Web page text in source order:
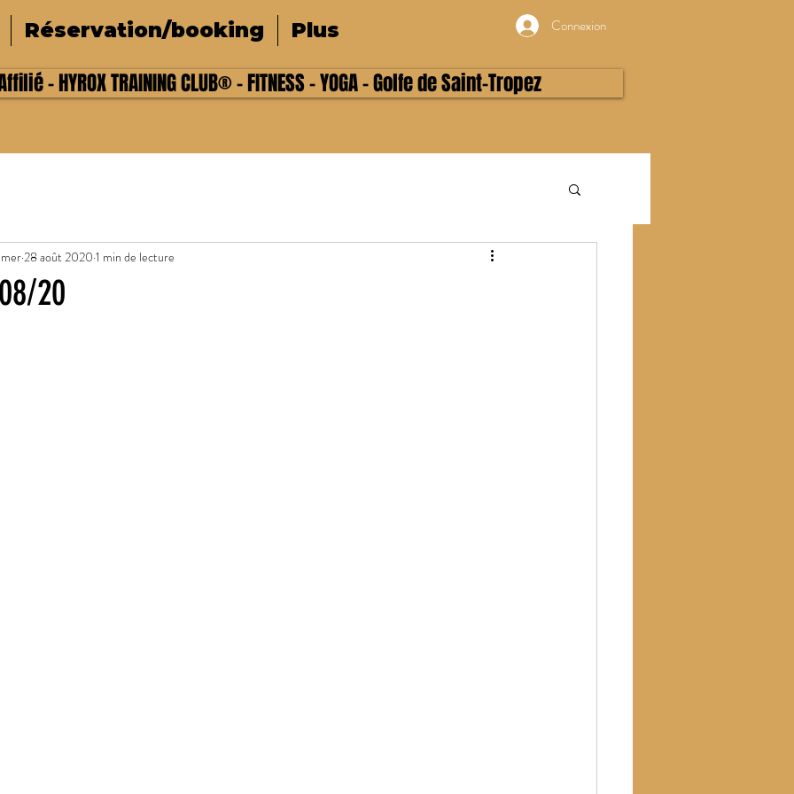
Réservation/booking Plus Connexion
- HYROX TRAINING CLUB® - FITNESS - YOGA - Golfe de Saint-Tropez
20
28 août 2020 1 min de lecture